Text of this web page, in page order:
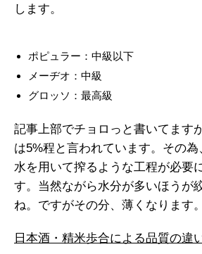
します。
ポピュラー：中級以下
メーヂオ：中級
グロッソ：最高級
記事上部でチョロっと書いてます
は5%程と言われています。その
水を用いて搾るような工程が必要
す。当然ながら水分が多いほうが
ね。ですがその分、薄くなります。
日本酒・精米歩合による品質の違